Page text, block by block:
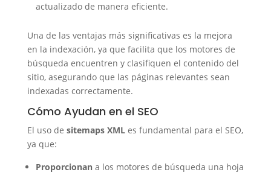
actualizado de manera eficiente.
Una de las ventajas más significativas es la mejora
en la indexación, ya que facilita que los motores de
búsqueda encuentren y clasifiquen el contenido del
sitio, asegurando que las páginas relevantes sean
indexadas correctamente.
Cómo Ayudan en el SEO
El uso de sitemaps XMLes fundamental para el SEO,
ya que:
Proporcionana los motores de búsqueda una hoja